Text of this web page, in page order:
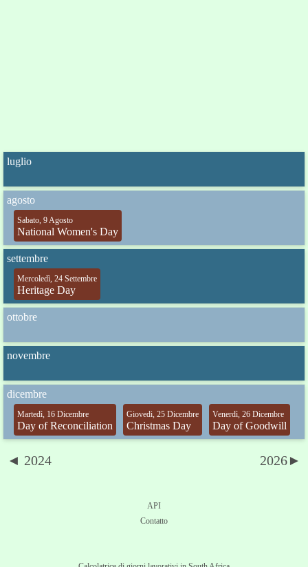
luglio
agosto
Sabato, 9 Agosto
National Women's Day
settembre
Mercoledì, 24 Settembre
Heritage Day
ottobre
novembre
dicembre
Martedì, 16 Dicembre
Day of Reconciliation
Giovedi, 25 Dicembre
Christmas Day
Venerdì, 26 Dicembre
Day of Goodwill
◄ 2024 2026►
API
Contatto